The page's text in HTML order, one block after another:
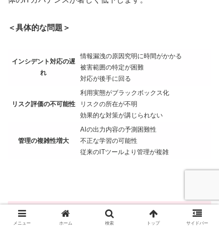
＜具体的な問題＞
インシデント対応の遅
れ
情報漏洩の原因究明に時間がかかる
被害範囲の特定が困難
対応が後手に回る
リスク評価の不可能性
利用実態がブラックボックス化
リスクの所在が不明
効果的な対策が講じられない
管理の複雑性増大
AIの出力内容の予測困難性
不正な学習の可能性
従来のITツールより管理が複雑
【効果的なシャドーAI対策】5つの実践的
アプローチ
メニュー ホーム 検索 トップ サイドバー